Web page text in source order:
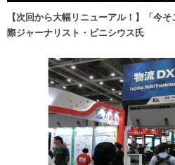
【次回から大幅リニューアル！】「今
際ジャーナリスト・ビニシウス氏